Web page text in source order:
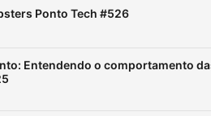
Ponto Tech #526
Entendendo o comportamento